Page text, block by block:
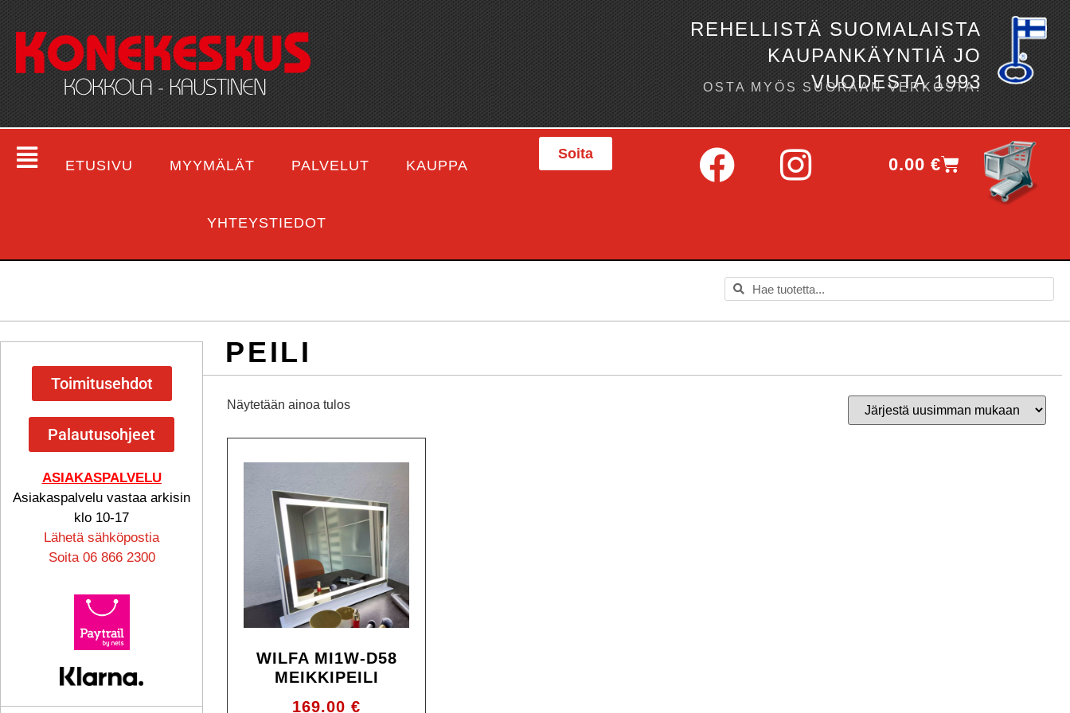
REHELLISTÄ SUOMALAISTA
KAUPANKÄYNTIÄ JO
VUODESTA 1993
OSTA MYÖS SUORAAN VERKOSTA!
ETUSIVU MYYMÄLÄT PALVELUT KAUPPA
YHTEYSTIEDOT
Soita
0.00€
Toimitusehdot
Palautusohjeet
ASIAKASPALVELU
Asiakaspalvelu vastaa arkisin
klo 10-17
Lähetä sähköpostia
Soita 06 866 2300
PEILI
Näytetään ainoa tulos
WILFA MI1W-D58
MEIKKIPEILI
169.00€